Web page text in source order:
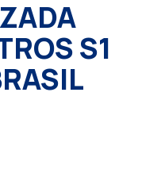
S1